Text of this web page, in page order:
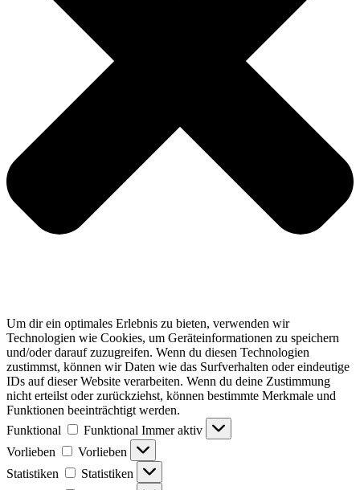
Um dir ein optimales Erlebnis zu bieten, verwenden wir
Technologien wie Cookies, um Geräteinformationen zu speichern
und/oder darauf zuzugreifen. Wenn du diesen Technologien
zustimmst, können wir Daten wie das Surfverhalten oder eindeutige
IDs auf dieser Website verarbeiten. Wenn du deine Zustimmung
nicht erteilst oder zurückziehst, können bestimmte Merkmale und
Funktionen beeinträchtigt werden.
Funktional
Funktional Immer aktiv
Vorlieben
Vorlieben
Statistiken
Statistiken